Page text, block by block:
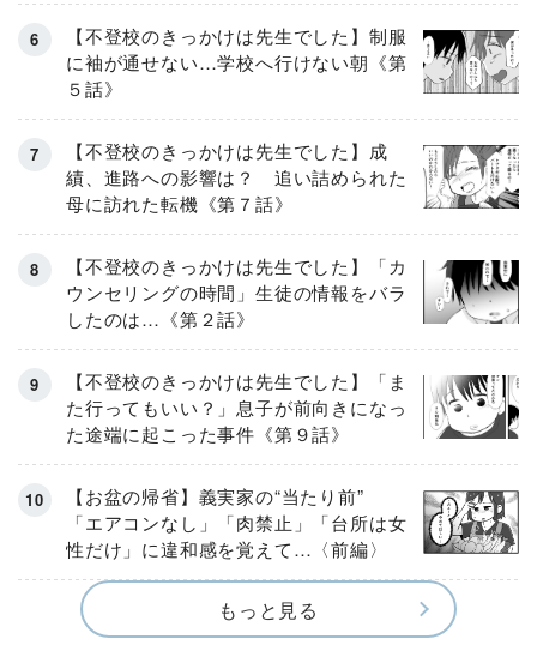
【不登校のきっかけは先生でした】制服
に袖が通せない…学校へ行けない朝《第
５話》
【不登校のきっかけは先生でした】成
績、進路への影響は？ 追い詰められた
母に訪れた転機《第７話》
【不登校のきっかけは先生でした】「カ
ウンセリングの時間」生徒の情報をバラ
したのは…《第２話》
【不登校のきっかけは先生でした】「ま
た行ってもいい？」息子が前向きになっ
た途端に起こった事件《第９話》
【お盆の帰省】義実家の“当たり前”
「エアコンなし」「肉禁止」「台所は女
性だけ」に違和感を覚えて…〈前編〉
もっと見る